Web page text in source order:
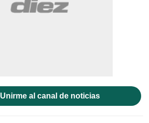
Unirme al canal de noticias